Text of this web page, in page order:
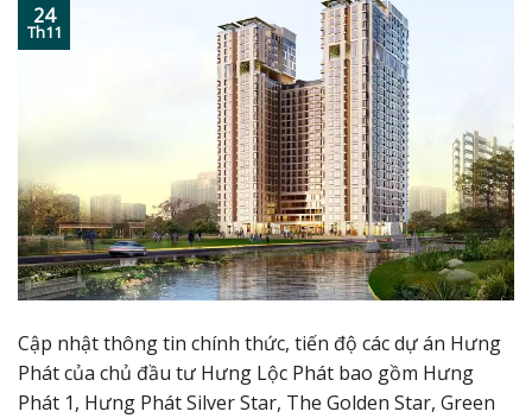
24
Th11
Cập nhật thông tin chính thức, tiến độ các dự án Hưng
Phát của chủ đầu tư Hưng Lộc Phát bao gồm Hưng
Phát 1, Hưng Phát Silver Star, The Golden Star, Green